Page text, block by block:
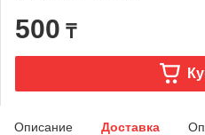
500 ₸
Описание Доставка